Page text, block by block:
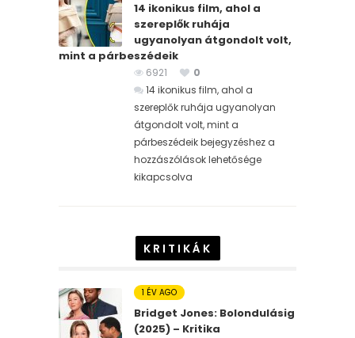
14 ikonikus film, ahol a
szereplők ruhája
ugyanolyan átgondolt volt,
mint a párbeszédeik
6921
0
14 ikonikus film, ahol a
szereplők ruhája ugyanolyan
átgondolt volt, mint a
párbeszédeik bejegyzéshez a
hozzászólások lehetősége
kikapcsolva
KRITIKÁK
1 ÉV AGO
Bridget Jones: Bolondulásig
(2025) – Kritika